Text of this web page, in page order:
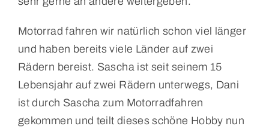
Motorrad fahren wir natürlich schon viel länger
und haben bereits viele Länder auf zwei
Rädern bereist. Sascha ist seit seinem 15
Lebensjahr auf zwei Rädern unterwegs, Dani
ist durch Sascha zum Motorradfahren
gekommen und teilt dieses schöne Hobby nun